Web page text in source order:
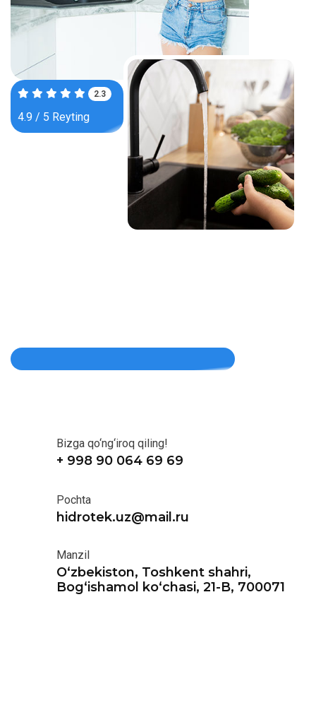
3.7
4.9 / 5 Reyting
Bizga qo‘ng‘iroq qiling!
+ 998 90 064 69 69
Pochta
hidrotek.uz@mail.ru
Manzil
O‘zbekiston, Toshkent shahri,
Bog‘ishamol ko‘chasi, 21-B, 700071